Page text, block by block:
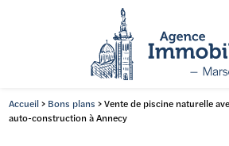
Accueil> Bons plans > Vente de piscine naturelle
auto-construction à Annecy